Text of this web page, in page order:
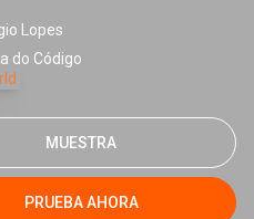
Lopes
do Código
MUESTRA
PRUEBA AHORA